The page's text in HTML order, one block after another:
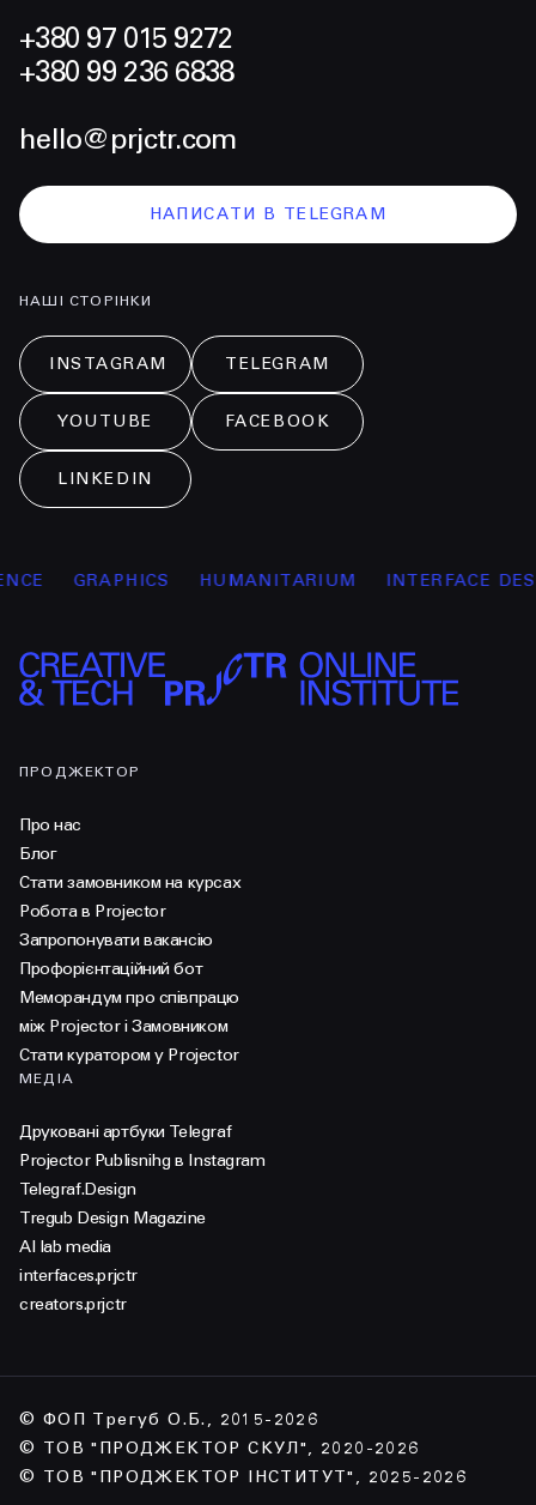
+380 97 015 9272
+380 99 236 6838
hello@prjctr.com
НАПИСАТИ В TELEGRAM
НАШІ СТОРІНКИ
INSTAGRAM TELEGRAM
YOUTUBE FACEBOOK
LINKEDIN
GRAPHICS HUMANITARIUM INTERFACE
ПРОДЖЕКТОР
Про нас
Блог
Стати замовником на курсах
Робота в Projector
Запропонувати вакансію
Профорієнтаційний бот
Меморандум про співпрацю
між Projector і Замовником
Стати куратором у Projector
МЕДІА
Друковані артбуки Telegraf
Projector Publisnihg в Instagram
Telegraf.Design
Tregub Design Magazine
AI lab media
interfaces.prjctr
creators.prjctr
© ФОП Трегуб О.Б., 2015-2026
© ТОВ "ПРОДЖЕКТОР СКУЛ", 2020-2026
© ТОВ "ПРОДЖЕКТОР ІНСТИТУТ", 2025-2026